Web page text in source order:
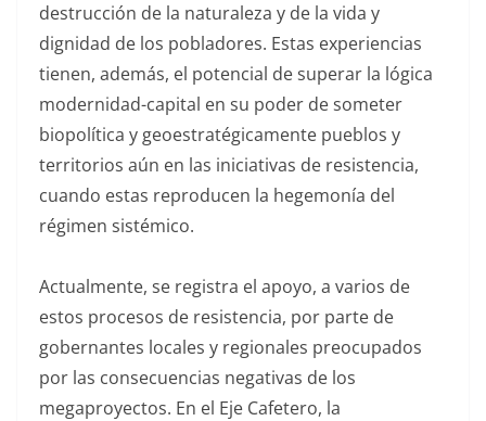
destrucción de la naturaleza y de la vida y
dignidad de los pobladores. Estas experiencias
tienen, además, el potencial de superar la lógica
modernidad-capital en su poder de someter
biopolítica y geoestratégicamente pueblos y
territorios aún en las iniciativas de resistencia,
cuando estas reproducen la hegemonía del
régimen sistémico.
Actualmente, se registra el apoyo, a varios de
estos procesos de resistencia, por parte de
gobernantes locales y regionales preocupados
por las consecuencias negativas de los
megaproyectos. En el Eje Cafetero, la